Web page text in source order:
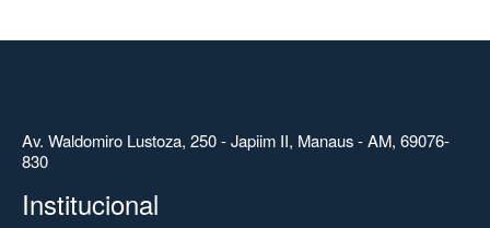
Av. Waldomiro Lustoza, 250 - Japiim II, Manaus - AM, 69076-
830
Institucional